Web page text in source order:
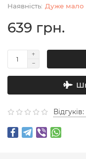
Дуже мало
639 грн.